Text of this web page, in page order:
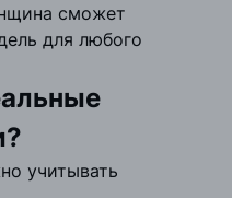
сможет
для любого
учитывать